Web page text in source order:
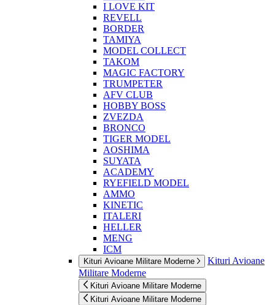
I LOVE KIT
REVELL
BORDER
TAMIYA
MODEL COLLECT
TAKOM
MAGIC FACTORY
TRUMPETER
AFV CLUB
HOBBY BOSS
ZVEZDA
BRONCO
TIGER MODEL
AOSHIMA
SUYATA
ACADEMY
RYEFIELD MODEL
AMMO
KINETIC
ITALERI
HELLER
MENG
ICM
Kituri Avioane Militare Moderne
Kituri Avioane
Militare Moderne
Kituri Avioane Militare Moderne
Kituri Avioane Militare Moderne